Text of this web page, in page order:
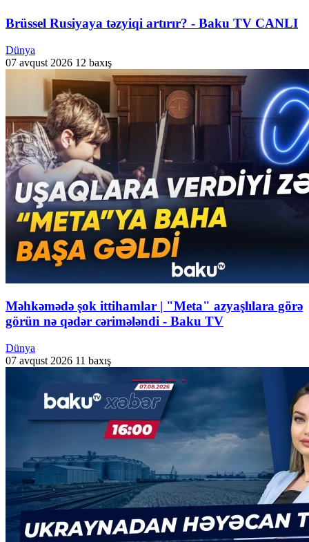
Brüssel Rusiyaya təzyiqi artırır? - Baku TV CANLI
Dünya
07 avqust 2026 12 baxış
Məhkəmədə şok ittihamlar | "Meta" azyaşlılara görə
görün nə qədər cərimələndi - Baku TV
Dünya
07 avqust 2026 11 baxış